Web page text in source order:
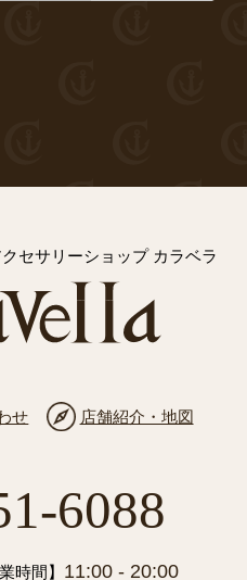
セサリーショップ カラベラ
せ 店舗紹介・地図
6088
時間】 11:00 - 20:00